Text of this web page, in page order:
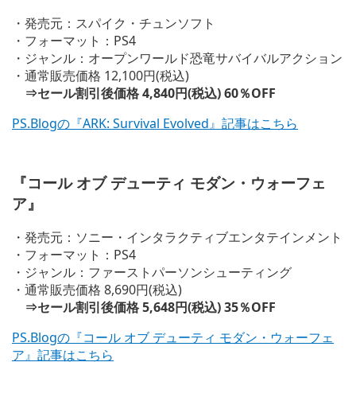
・発売元：スパイク・チュンソフト
・フォーマット：PS4
・ジャンル：オープンワールド恐竜サバイバルアクション
・通常販売価格 12,100円(税込)
⇒セール割引後価格 4,840円(税込) 60％OFF
PS.Blogの『ARK: Survival Evolved』記事はこちら
『コール オブ デューティ モダン・ウォーフェ
ア』
・発売元：ソニー・インタラクティブエンタテインメント
・フォーマット：PS4
・ジャンル：ファーストパーソンシューティング
・通常販売価格 8,690円(税込)
⇒セール割引後価格 5,648円(税込) 35％OFF
PS.Blogの『コール オブ デューティ モダン・ウォーフェ
ア』記事はこちら